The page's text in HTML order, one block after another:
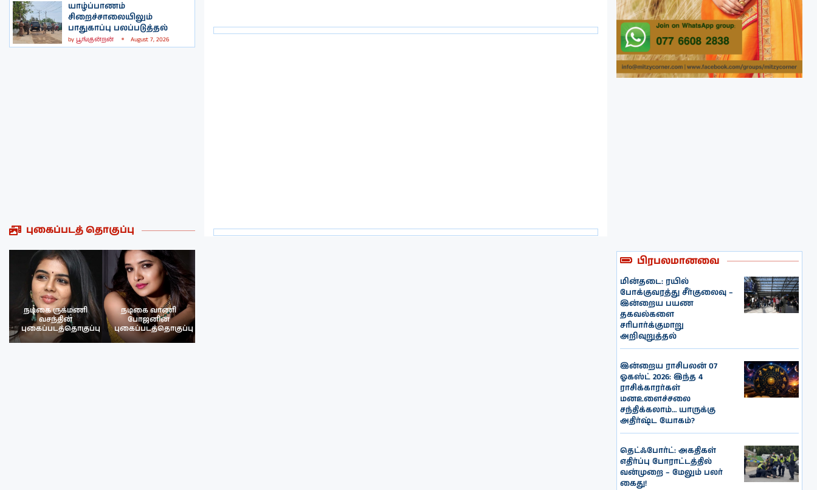
யாழ்ப்பாணம்
சிறைச்சாலையிலும்
பாதுகாப்பு பலப்படுத்தல்
by பூங்குன்றன் August 7, 2026
புகைப்படத் தொகுப்பு
நடிகை ருக்மணி
வசந்தின்
புகைப்படத்தொகுப்பு
நடிகை வாணி
போஜனின்
புகைப்படத்தொகுப்பு
பிரபலமானவை
மின்தடை: ரயில்
போக்குவரத்து சீர்குலைவு –
இன்றைய பயண
தகவல்களை
சரிபார்க்குமாறு
அறிவுறுத்தல்
இன்றைய ராசிபலன் 07
ஓகஸ்ட் 2026: இந்த 4
ராசிக்காரர்கள்
மனஉளைச்சலை
சந்திக்கலாம்… யாருக்கு
அதிர்ஷ்ட யோகம்?
தெட்ஃபோர்ட்: அகதிகள்
எதிர்ப்பு போராட்டத்தில்
வன்முறை – மேலும் பலர்
கைது!